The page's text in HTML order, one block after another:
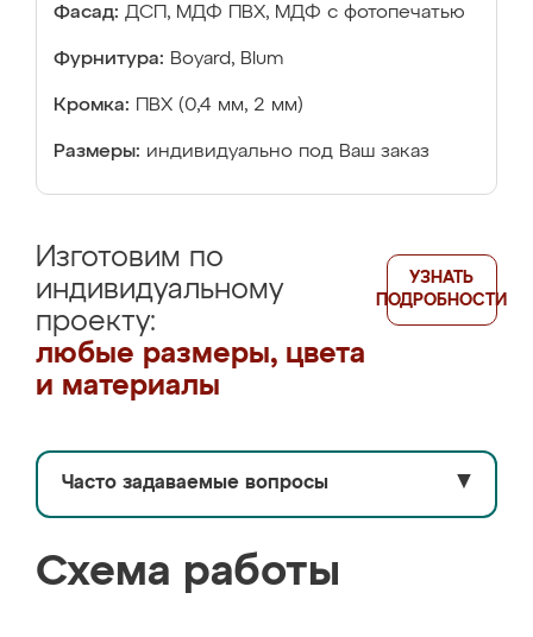
Фасад: ДСП, МДФ ПВХ, МДФ с фотопечатью
Фурнитура: Boyard, Blum
Кромка: ПВХ (0,4 мм, 2 мм)
Размеры: индивидуально под Ваш заказ
Изготовим по
индивидуальному
проекту:
любые размеры, цвета
и материалы
УЗНАТЬ
ПОДРОБНОСТИ
Часто задаваемые вопросы ▼
Схема работы